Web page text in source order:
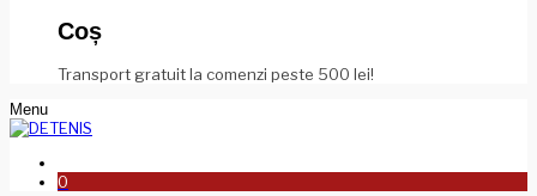
Coș
Transport gratuit la comenzi peste 500 lei!
Menu
0